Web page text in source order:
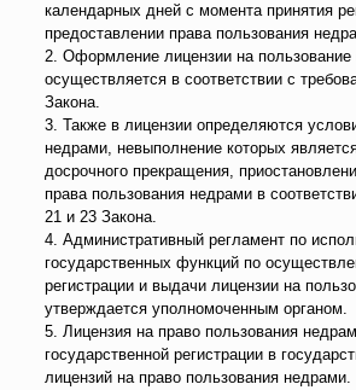
календарных дней с момента принятия
предоставлении права пользования
2. Оформление лицензии на пользование
осуществляется в соответствии с
Закона.
3. Также в лицензии определяются
недрами, невыполнение которых
досрочного прекращения,
права пользования недрами в
21 и 23 Закона.
4. Административный регламент по
государственных функций по
регистрации и выдачи лицензии на
утверждается уполномоченным органом.
5. Лицензия на право пользования
государственной регистрации в
лицензий на право пользования недрами.